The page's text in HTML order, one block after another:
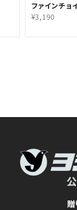
ファインチ
¥3,190